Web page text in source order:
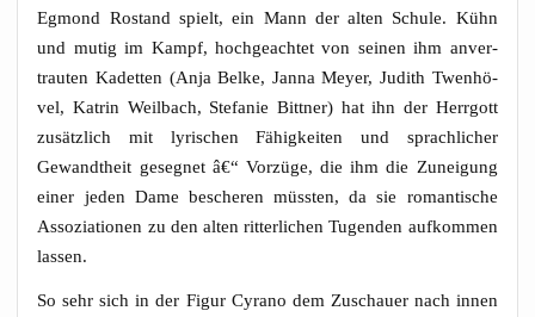
Egmond Rostand spielt, ein Mann der alten Schu­le. Kühn
und mutig im Kampf, hoch­ge­ach­tet von sei­nen ihm anver­
trau­ten Kadet­ten (Anja Bel­ke, Jan­na Mey­er, Judith Twen­hö­
vel, Kat­rin Weil­bach, Ste­fa­nie Bitt­ner) hat ihn der Herr­gott
zusätz­lich mit lyri­schen Fähig­kei­ten und sprach­li­cher
Gewandt­heit geseg­net â€“ Vor­zü­ge, die ihm die Zunei­gung
einer jeden Dame besche­ren müss­ten, da sie roman­ti­sche
Asso­zia­tio­nen zu den alten rit­ter­li­chen Tugen­den auf­kom­men
lassen.
So sehr sich in der Figur Cyra­no dem Zuschau­er nach innen